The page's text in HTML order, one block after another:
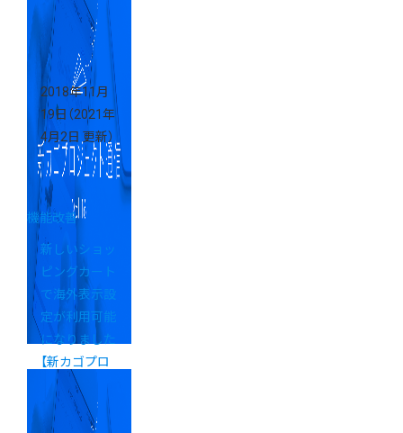
ト通信
Vol.17】
2018年11月
19日 （2021年
4月2日 更新）
機能改善
新しいショッ
ピングカート
で海外表示設
定が利用可能
になりました
【新カゴプロ
ジェクト通信
Vol.16】